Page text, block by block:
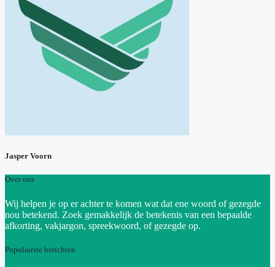
Jasper Voorn
Over ons
Wij helpen je op er achter te komen wat dat ene woord of gezegde
nou betekend. Zoek gemakkelijk de betekenis van een bepaalde
afkorting, vakjargon, spreekwoord, of gezegde op.
Populairste berichten